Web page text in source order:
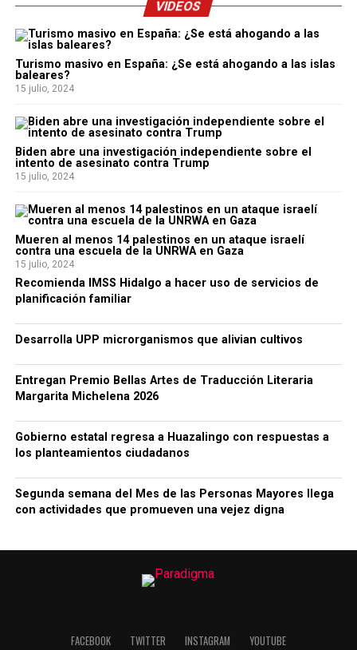
VIDEOS
Turismo masivo en España: ¿Se está ahogando a las islas
baleares?
15 julio, 2024
Biden abre una investigación independiente sobre el
intento de asesinato contra Trump
15 julio, 2024
Mueren al menos 14 palestinos en un ataque israelí
contra una escuela de la UNRWA en Gaza
15 julio, 2024
Recomienda IMSS Hidalgo a hacer uso de servicios de
planificación familiar
Desarrolla UPP microrganismos que alivian cultivos
Entregan Premio Bellas Artes de Traducción Literaria
Margarita Michelena 2026
Gobierno estatal regresa a Huazalingo con respuestas a
los planteamientos ciudadanos
Segunda semana del Mes de las Personas Mayores llega
con actividades que promueven una vejez digna
FACEBOOK TWITTER INSTAGRAM YOUTUBE